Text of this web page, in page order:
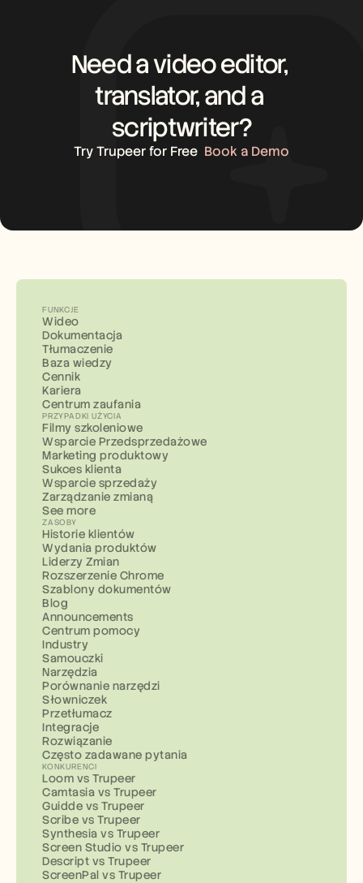
Need a video editor,
translator, and a
scriptwriter?
Try Trupeer for Free Book a Demo
FUNKCJE
Wideo
Dokumentacja
Tłumaczenie
Baza wiedzy
Cennik
Kariera
Centrum zaufania
PRZYPADKI UŻYCIA
Filmy szkoleniowe
Wsparcie Przedsprzedażowe
Marketing produktowy
Sukces klienta
Wsparcie sprzedaży
Zarządzanie zmianą
See more
ZASOBY
Historie klientów
Wydania produktów
Liderzy Zmian
Rozszerzenie Chrome
Szablony dokumentów
Blog
Announcements
Centrum pomocy
Industry
Samouczki
Narzędzia
Porównanie narzędzi
Słowniczek
Przetłumacz
Integracje
Rozwiązanie
Często zadawane pytania
KONKURENCI
Loom vs Trupeer
Camtasia vs Trupeer
Guidde vs Trupeer
Scribe vs Trupeer
Synthesia vs Trupeer
Screen Studio vs Trupeer
Descript vs Trupeer
ScreenPal vs Trupeer